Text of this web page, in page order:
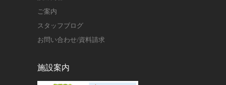
ご案内
スタッフブログ
お問い合わせ/資料請求
施設案内